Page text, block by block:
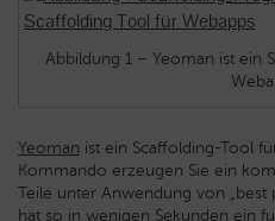
Abbildung 1 – Yeoman ist ein
Yeoman ist ein Scaffolding-Tool
Kommando erzeugen Sie ein
Teile unter Anwendung von „best
hat so in wenigen Sekunden ein